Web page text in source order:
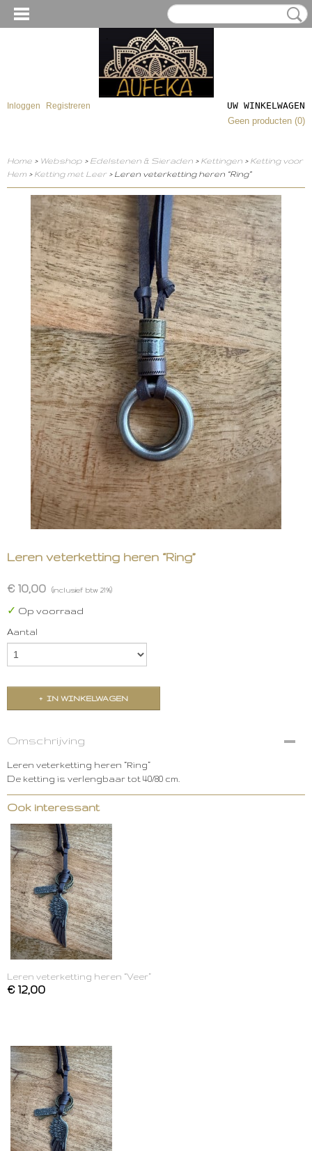
Inloggen Registreren
UW WINKELWAGEN
Geen producten (0)
Home > Webshop > Edelstenen & Sieraden > Kettingen > Ketting voor
Hem > Ketting met Leer > Leren veterketting heren “Ring”
Leren veterketting heren “Ring”
€ 10,00 (inclusief btw 21%)
✓ Op voorraad
Aantal
IN WINKELWAGEN
Omschrijving
Leren veterketting heren “Ring”
De ketting is verlengbaar tot 40/80 cm.
Ook interessant
Leren veterketting heren “Veer”
€ 12,00